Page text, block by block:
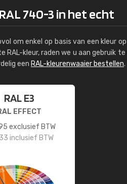
740-3 in het echt
om enkel op basis van een kleur
RAL-kleur, raden we u aan gebruik
een RAL-kleurenwaaier bestellen.
RAL E3
EFFECT
exclusief BTW
inclusief BTW